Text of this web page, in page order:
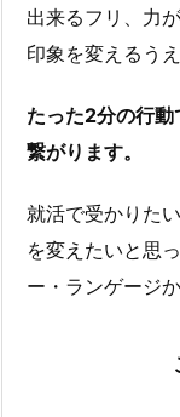
出来るフリ、力
印象を変えるう
たった2分の行
繋がります。
就活で受かりた
を変えたいと思
ー・ランゲージ